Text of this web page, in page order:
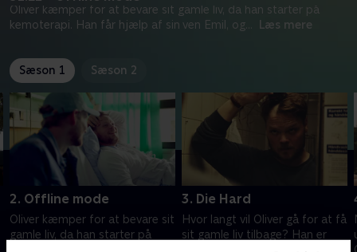
Oliver kæmper for at bevare sit gamle liv, da han starter på
kemoterapi. Han får hjælp af sin ven Emil, og
Læs mere
Sæson 1 Sæson 2
2. Offline mode
Oliver kæmper for at bevare sit
gamle liv, da han starter på
3. Die Hard
Hvor langt vil Oliver gå for at få
sit gamle liv tilbage? Han er
ikke længere sig selv. Han er